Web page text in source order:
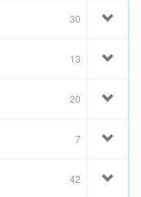
30
13
20
7
42